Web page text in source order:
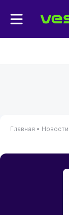
Главная • Новости